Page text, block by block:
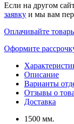
Если на другом
заявку и мы вам
Оплачивайте
Оформите
Описание
Варианты
Отзывы о
Доставка
1500 мм.